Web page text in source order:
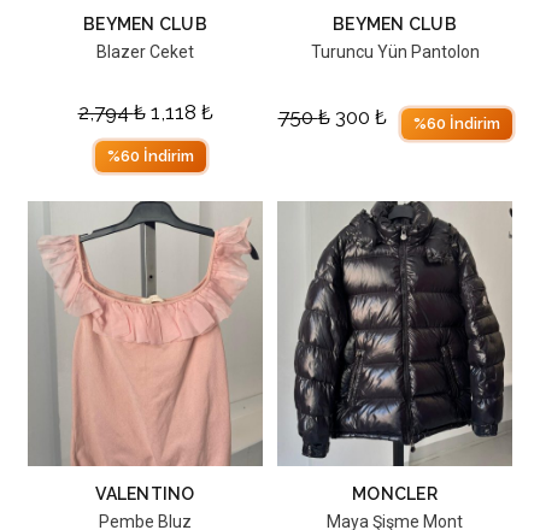
BEYMEN CLUB
Blazer Ceket
2,794₺ 1,118 ₺
%60 İndirim
BEYMEN CLUB
Turuncu Yün Pantolon
750₺ 300 ₺ %60 İndirim
VALENTINO
Pembe Bluz
MONCLER
Maya Şişme Mont